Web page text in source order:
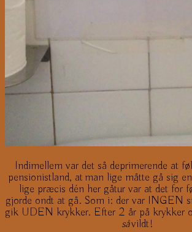
Indimellem var det så deprimerende at
pensionistland, at man lige måtte gå sig
lige præcis dén her gåtur var at det for
gjorde ondt at gå. Som i: der var INGEN
gik UDEN krykker. Efter 2 år på krykker
såvildt!